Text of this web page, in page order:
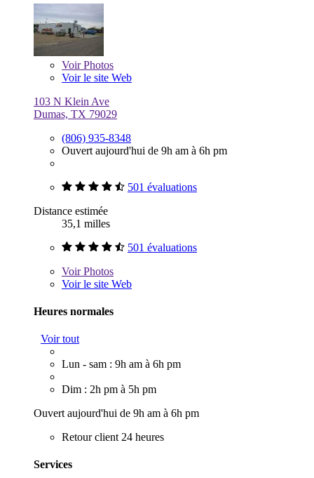
VoirPhotos
Voir le site Web
103 N Klein Ave
Dumas, TX 79029
(806) 935-8348
Ouvert aujourd'hui de 9h am à 6h pm
501 évaluations
Distance estimée
35,1 milles
501 évaluations
VoirPhotos
Voir le site Web
Heures normales
Voir tout
Lun - sam : 9h am à 6h pm
Dim : 2h pm à 5h pm
Ouvert aujourd'hui de 9h am à 6h pm
Retour client 24 heures
Services